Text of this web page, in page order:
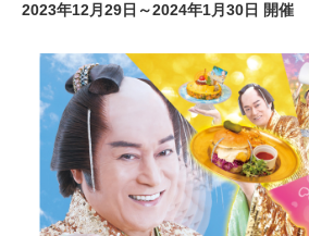
2023年12月29日～2024年1月30日 開催